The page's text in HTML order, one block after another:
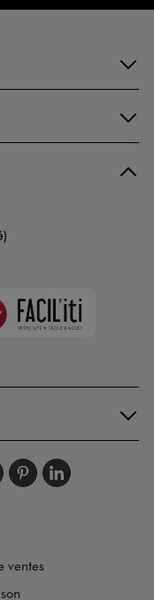
sur
nous sur
nousnous
Suivez-
ventes